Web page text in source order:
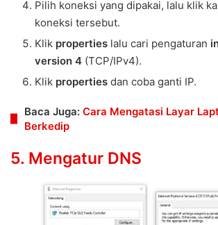
Pilih koneksi yang dipakai, lalu klik
koneksi tersebut.
Klik properties lalu cari pengaturan
version 4 (TCP/IPv4).
Klik properties dan coba ganti IP.
Baca Juga: Cara Mengatasi Layar
Berkedip
5. Mengatur DNS